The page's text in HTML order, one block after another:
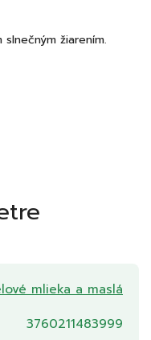
žiarením.
mlieka a maslá
3760211483999